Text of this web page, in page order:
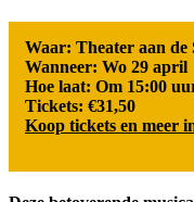
Waar: Theater aan de
Wanneer: Wo 29 april
Hoe laat: Om 15:00
Tickets: €31,50
Koop tickets en meer